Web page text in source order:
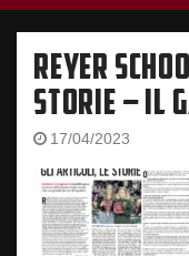
REYER
STORIE – IL
17/04/2023